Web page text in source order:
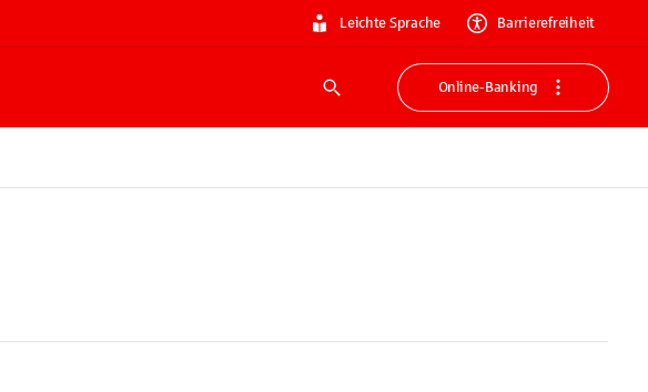
Leichte Sprache Barrierefreiheit
Suche
Online-Banking